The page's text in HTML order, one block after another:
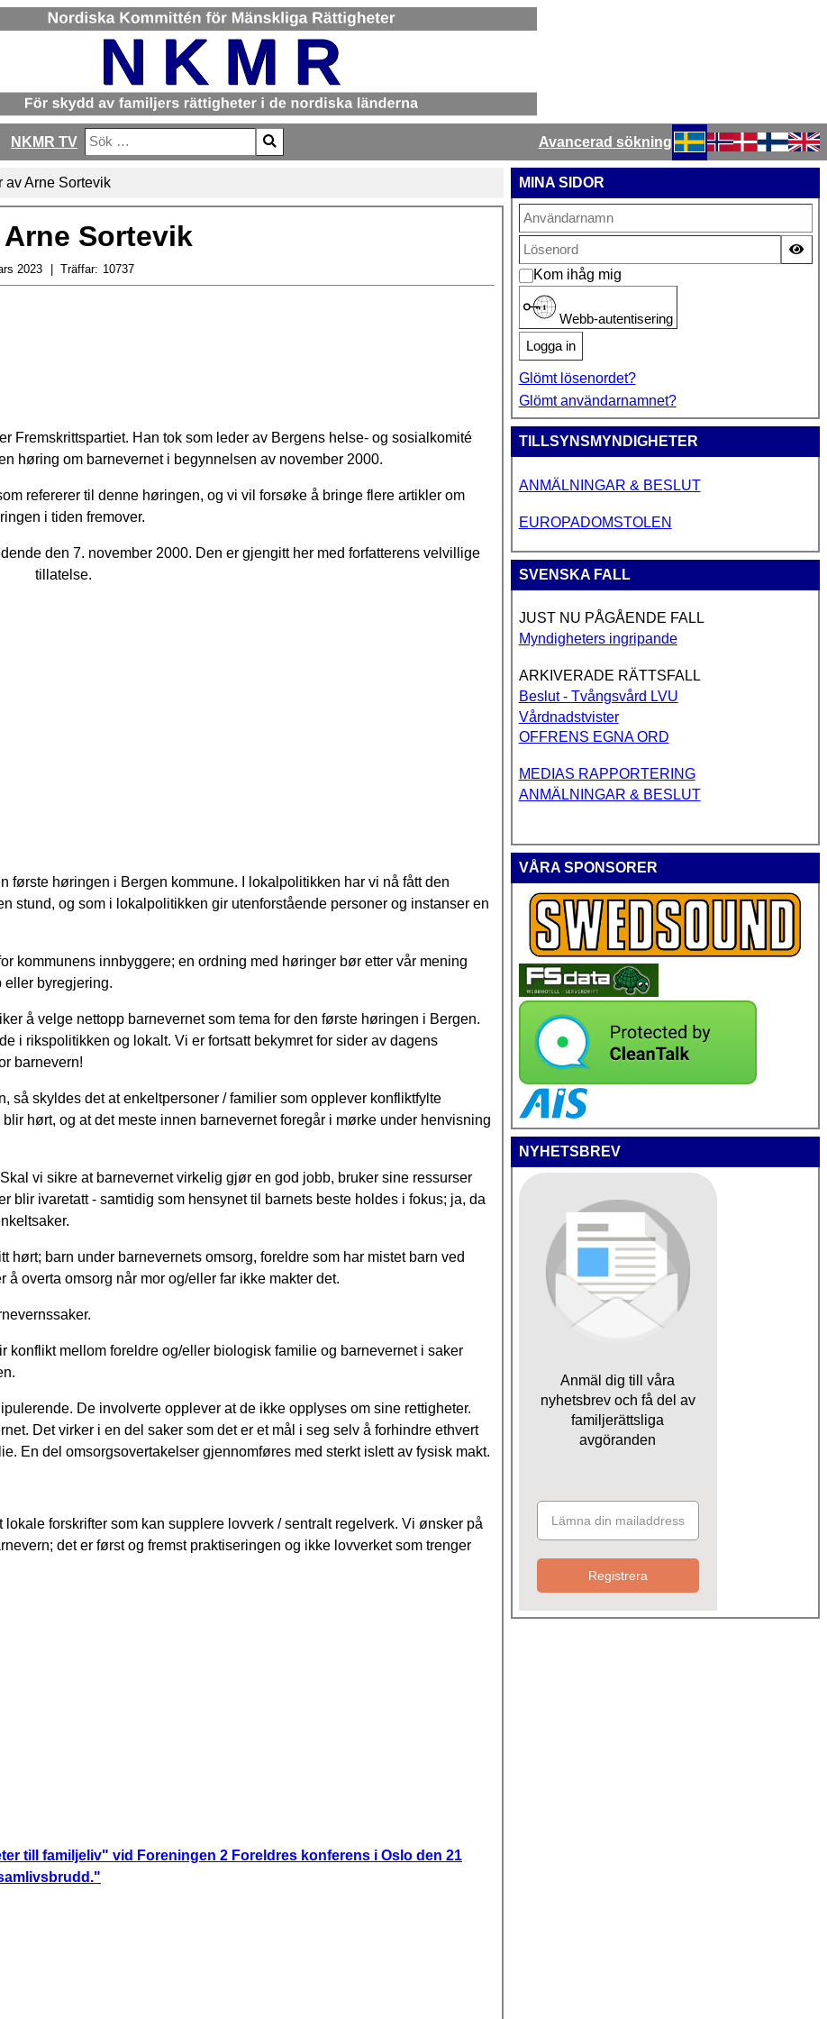
NKMR TV
Sök
Type 2 or more characters for results.
Avancerad sökning
Välj ditt språk
av Arne Sortevik
Sortevik
2023 Träffar: 10737
Fremskrittspartiet. Han tok som leder av Bergens helse- og sosialkomité
høring om barnevernet i begynnelsen av november 2000.
refererer til denne høringen, og vi vil forsøke å bringe flere artikler om
i tiden fremover.
den 7. november 2000. Den er gjengitt her med forfatterens velvillige
tillatelse.
første høringen i Bergen kommune. I lokalpolitikken har vi nå fått den
stund, og som i lokalpolitikken gir utenforstående personer og instanser en
kommunens innbyggere; en ordning med høringer bør etter vår mening
eller byregjering.
å velge nettopp barnevernet som tema for den første høringen i Bergen.
i rikspolitikken og lokalt. Vi er fortsatt bekymret for sider av dagens
barnevern!
så skyldes det at enkeltpersoner / familier som opplever konfliktfylte
hørt, og at det meste innen barnevernet foregår i mørke under henvisning
vi sikre at barnevernet virkelig gjør en god jobb, bruker sine ressurser
blir ivaretatt - samtidig som hensynet til barnets beste holdes i fokus; ja, da
barn under barnevernets omsorg, foreldre som har mistet barn ved
overta omsorg når mor og/eller far ikke makter det.
konflikt mellom foreldre og/eller biologisk familie og barnevernet i saker
De involverte opplever at de ikke opplyses om sine rettigheter.
Det virker i en del saker som det er et mål i seg selv å forhindre ethvert
En del omsorgsovertakelser gjennomføres med sterkt islett av fysisk makt.
forskrifter som kan supplere lovverk / sentralt regelverk. Vi ønsker på
det er først og fremst praktiseringen og ikke lovverket som trenger
till familjeliv" vid Foreningen 2 Foreldres konferens i Oslo den 21
MINA SIDOR
Kom ihåg mig
Webb-autentisering
Logga in
Glömt lösenordet?
Glömt användarnamnet?
TILLSYNSMYNDIGHETER
ANMÄLNINGAR & BESLUT
EUROPADOMSTOLEN
SVENSKA FALL
JUST NU PÅGÅENDE FALL
Myndigheters ingripande
ARKIVERADE RÄTTSFALL
Beslut - Tvångsvård LVU
Vårdnadstvister
OFFRENS EGNA ORD
MEDIAS RAPPORTERING
ANMÄLNINGAR & BESLUT
VÅRA SPONSORER
NYHETSBREV
Anmäl dig till våra
nyhetsbrev och få del av
familjerättsliga
avgöranden
Registrera